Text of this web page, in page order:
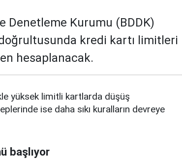
Denetleme Kurumu (BDDK)
kredi kartı limitleri
hesaplanacak.
yüksek limitli kartlarda düşüş
ise daha sıkı kuralların devreye
başlıyor